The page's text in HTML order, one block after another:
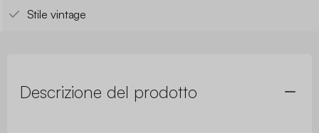
Stile vintage
Descrizione del prodotto